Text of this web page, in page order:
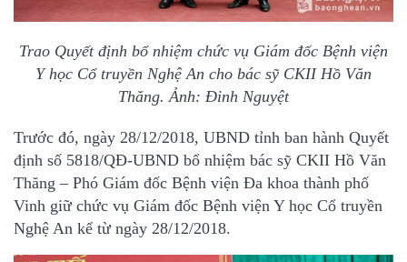
Trao Quyết định bổ nhiệm chức vụ Giám đốc Bệnh viện
Y học Cổ truyền Nghệ An cho bác sỹ CKII Hồ Văn
Thăng. Ảnh: Đinh Nguyệt
Trước đó, ngày 28/12/2018, UBND tỉnh ban hành Quyết
định số 5818/QĐ-UBND bổ nhiệm bác sỹ CKII Hồ Văn
Thăng – Phó Giám đốc Bệnh viện Đa khoa thành phố
Vinh giữ chức vụ Giám đốc Bệnh viện Y học Cổ truyền
Nghệ An kể từ ngày 28/12/2018.